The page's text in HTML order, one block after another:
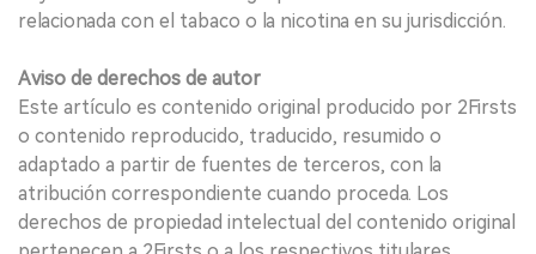
relacionada con el tabaco o la nicotina en su jurisdicción.
Aviso de derechos de autor
Este artículo es contenido original producido por 2Firsts
o contenido reproducido, traducido, resumido o
adaptado a partir de fuentes de terceros, con la
atribución correspondiente cuando proceda. Los
derechos de propiedad intelectual del contenido original